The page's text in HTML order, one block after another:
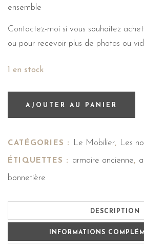
ensemble
Contactez-moi si vous souhaitez
ou pour recevoir plus de photos ou
1 en stock
AJOUTER AU PANIER
CATÉGORIES : Le Mobilier, Les
ÉTIQUETTES : armoire ancienne,
bonnetière
DESCRIPTION
INFORMATIONS